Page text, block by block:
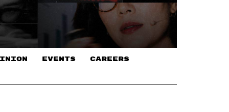
EVENTS CAREERS